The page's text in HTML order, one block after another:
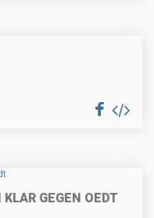
GEGEN OEDT